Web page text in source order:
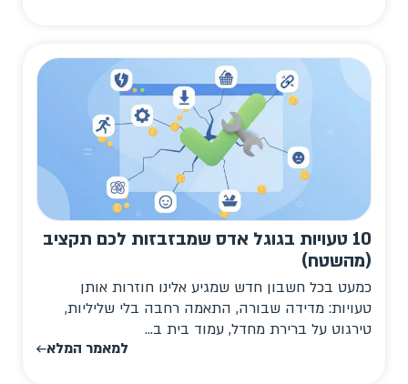
10 טעויות בגוגל אדס שמבזבזות לכם תקציב
(מהשטח)
כמעט בכל חשבון חדש שמגיע אלינו חוזרות אותן
טעויות: מדידה שבורה, התאמה רחבה בלי שליליות,
טירגוט על ברירת מחדל, עמוד בית ב...
למאמר המלא